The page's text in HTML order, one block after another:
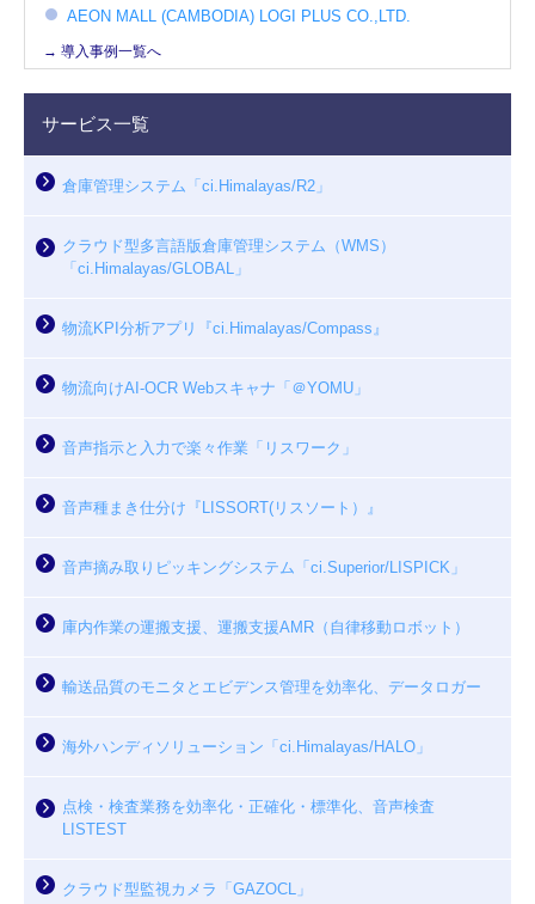
AEON MALL (CAMBODIA) LOGI PLUS CO.,LTD.
→ 導入事例一覧へ
サービス一覧
倉庫管理システム「ci.Himalayas/R2」
クラウド型多言語版倉庫管理システム（WMS）
「ci.Himalayas/GLOBAL」
物流KPI分析アプリ『ci.Himalayas/Compass』
物流向けAI-OCR Webスキャナ「＠YOMU」
音声指示と入力で楽々作業「リスワーク」
音声種まき仕分け『LISSORT(リスソート）』
音声摘み取りピッキングシステム「ci.Superior/LISPICK」
庫内作業の運搬支援、運搬支援AMR（自律移動ロボット）
輸送品質のモニタとエビデンス管理を効率化、データロガー
海外ハンディソリューション「ci.Himalayas/HALO」
点検・検査業務を効率化・正確化・標準化、音声検査
LISTEST
クラウド型監視カメラ「GAZOCL」